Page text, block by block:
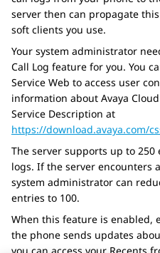
server then can propagate
soft clients you use.
Your system administrator
Call Log feature for you. You
Service Web to access user
information about Avaya
Service Description at
https://download.avaya.com/
The server supports up to
logs. If the server encounters
system administrator can
entries to 100.
When this feature is enabled,
the phone sends updates